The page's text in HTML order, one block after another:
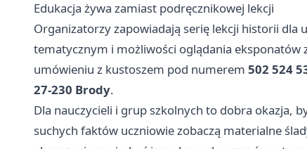
Edukacja żywa zamiast podręcznikowej lekcji
Organizatorzy zapowiadają serię lekcji historii dla
tematycznym i możliwości oglądania eksponatów
umówieniu z kustoszem pod numerem 502 524
27-230 Brody.
Dla nauczycieli i grup szkolnych to dobra okazja,
suchych faktów uczniowie zobaczą materialne